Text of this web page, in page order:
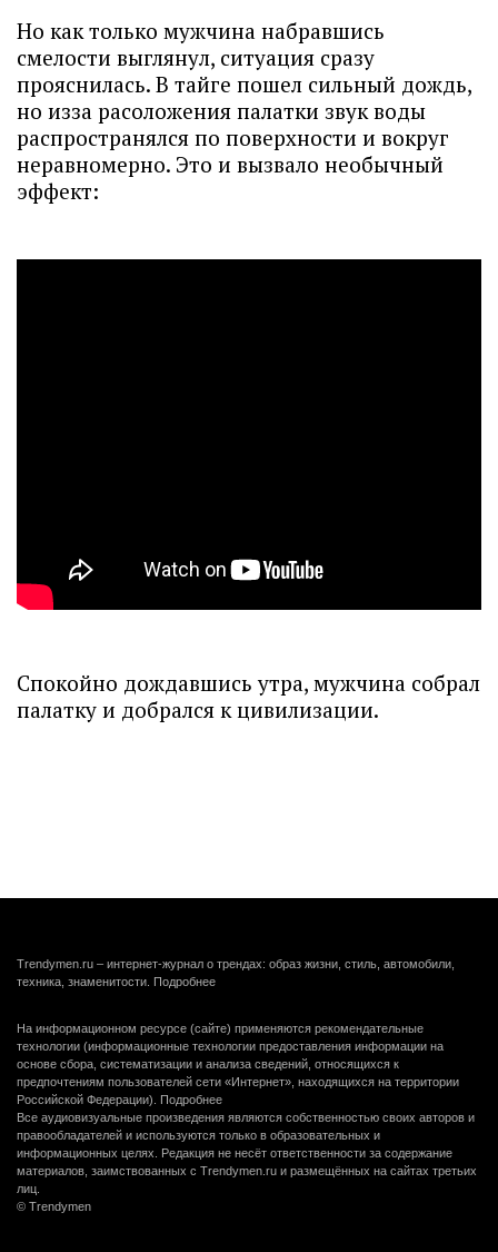
Но как только мужчина набравшись
смелости выглянул, ситуация сразу
прояснилась. В тайге пошел сильный дождь,
но изза расоложения палатки звук воды
распространялся по поверхности и вокруг
неравномерно. Это и вызвало необычный
эффект:
Спокойно дождавшись утра, мужчина собрал
палатку и добрался к цивилизации.
Trendymen.ru – интернет-журнал о трендах: образ жизни, стиль, автомобили,
техника, знаменитости. Подробнее
На информационном ресурсе (сайте) применяются рекомендательные
технологии (информационные технологии предоставления информации на
основе сбора, систематизации и анализа сведений, относящихся к
предпочтениям пользователей сети «Интернет», находящихся на территории
Российской Федерации). Подробнее
Все аудиовизуальные произведения являются собственностью своих авторов и
правообладателей и используются только в образовательных и
информационных целях. Редакция не несёт ответственности за содержание
материалов, заимствованных с Trendymen.ru и размещённых на сайтах третьих
лиц.
© Trendymen